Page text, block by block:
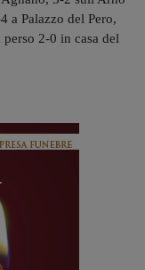
a Palazzo del Pero,
2-0 in casa del